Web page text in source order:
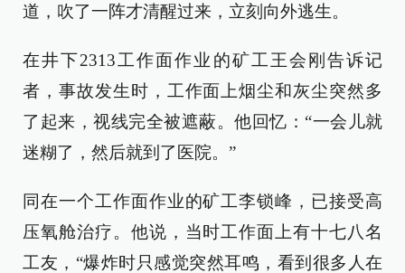
道，吹了一阵才清醒过来，立刻向外逃生。
在井下2313工作面作业的矿工王会刚告诉记
者，事故发生时，工作面上烟尘和灰尘突然多
了起来，视线完全被遮蔽。他回忆：“一会儿就
迷糊了，然后就到了医院。”
同在一个工作面作业的矿工李锁峰，已接受高
压氧舱治疗。他说，当时工作面上有十七八名
工友，“爆炸时只感觉突然耳鸣，看到很多人在